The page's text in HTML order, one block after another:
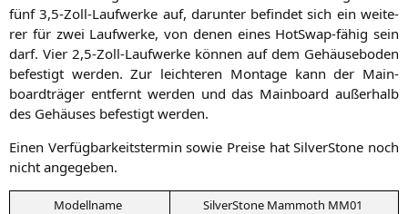
fünf 3,5‑Zoll-Laufwerke auf, dar­un­ter befin­det sich ein wei­te­
rer für zwei Lauf­wer­ke, von denen eines Hot­Swap-fähig sein
darf. Vier 2,5‑Zoll-Laufwerke kön­nen auf dem Gehäu­se­bo­den
befes­tigt wer­den. Zur leich­te­ren Mon­ta­ge kann der Main­
board­trä­ger ent­fernt wer­den und das Main­board außer­halb
des Gehäu­ses befes­tigt werden.
Einen Ver­füg­bar­keits­ter­min sowie Prei­se hat Sil­ver­Stone noch
nicht angegeben.
Modell­na­me Sil­ver­Stone Mam­mo­th MM01